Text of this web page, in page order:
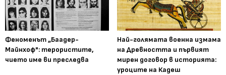
Феноменът „Баадер-
Майнхоф": терористите,
чието име ви преследва
Най-голямата военна измама
на Древността и първият
мирен договор в историята:
уроците на Кадеш